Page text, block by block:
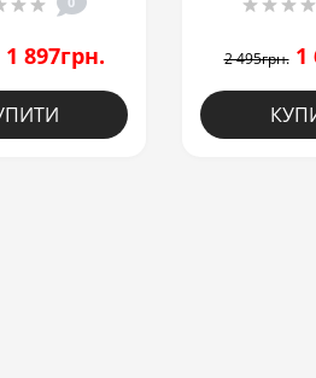
1 897грн. 2 495грн. 1